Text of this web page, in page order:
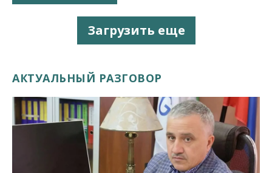
Загрузить еще
АКТУАЛЬНЫЙ РАЗГОВОР